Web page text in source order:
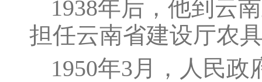
1938年后，他到云
担任云南省建设厅农
1950年3月，人民